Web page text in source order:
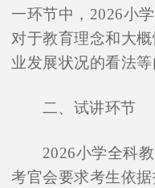
一环节中，2026小
对于教育理念和大
业发展状况的看法等
二、试讲环节
2026小学全科
考官会要求考生依